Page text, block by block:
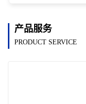
产品服务
PRODUCT SERVICE